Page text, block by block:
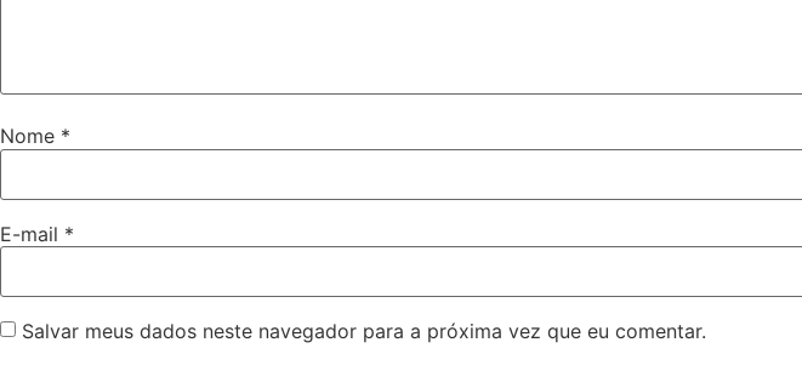
Nome *
E-mail *
Salvar meus dados neste navegador para a próxima vez que eu comentar.